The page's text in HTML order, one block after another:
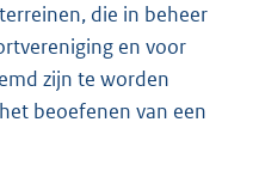
die in beheer
en voor
zijn te worden
beoefenen van een